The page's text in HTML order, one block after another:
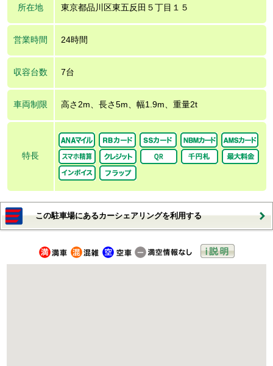
所在地 東京都品川区東五反田５丁目１５
営業時間 24時間
収容台数 7台
車両制限 高さ2m、長さ5m、幅1.9m、重量2t
特長
この駐車場にあるカーシェアリングを利用する